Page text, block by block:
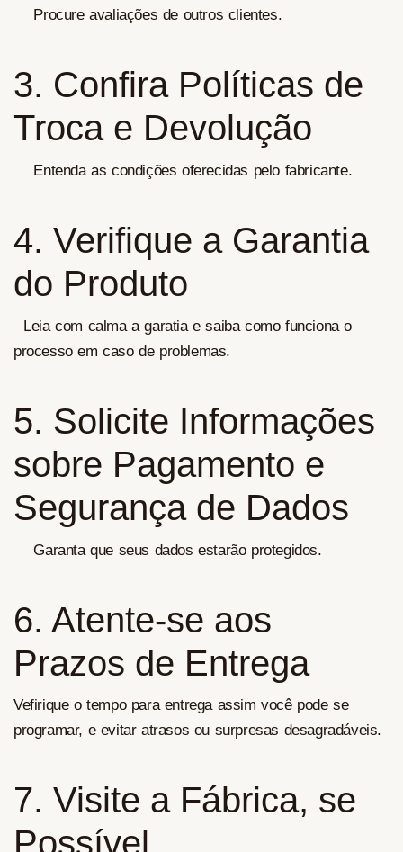
Procure avaliações de outros clientes.
3. Confira Políticas de
Troca e Devolução
Entenda as condições oferecidas pelo fabricante.
4. Verifique a Garantia
do Produto
Leia com calma a garatia e saiba como funciona o
processo em caso de problemas.
5. Solicite Informações
sobre Pagamento e
Segurança de Dados
Garanta que seus dados estarão protegidos.
6. Atente-se aos
Prazos de Entrega
Vefirique o tempo para entrega assim você pode se
programar, e evitar atrasos ou surpresas desagradáveis.
7. Visite a Fábrica, se
Possível